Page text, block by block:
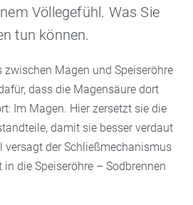
Völlegefühl. Was Sie
tun können.
zwischen Magen und Speiseröhre
dass die Magensäure dort
Im Magen. Hier zersetzt sie die
damit sie besser verdaut
versagt der Schließmechanismus
die Speiseröhre – Sodbrennen